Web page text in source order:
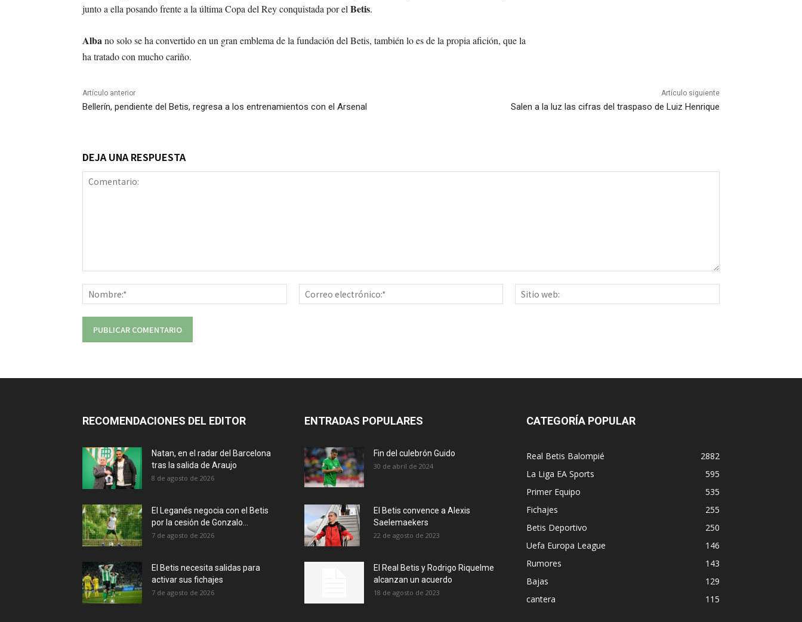
junto a ella posando frente a la última Copa del Rey conquistada por elBetis.
Albano solo se ha convertido en un gran emblema de la fundación del Betis, también lo es de la propia afición, que la
ha tratado con mucho cariño.
Artículo anterior
Bellerín, pendiente del Betis, regresa a los entrenamientos con el Arsenal
Artículo siguiente
Salen a la luz las cifras del traspaso de Luiz Henrique
DEJA UNA RESPUESTA
Nombre:*
Correo
electrónico:*
web:
RECOMENDACIONES DEL EDITOR
Natan, en el radar del Barcelona
tras la salida de Araujo
8 de agosto de 2026
El Leganés negocia con el Betis
por la cesión de Gonzalo...
7 de agosto de 2026
El Betis necesita salidas para
activar sus fichajes
7 de agosto de 2026
ENTRADAS POPULARES
Fin del culebrón Guido
30 de abril de 2024
El Betis convence a Alexis
Saelemaekers
22 de agosto de 2023
El Real Betis y Rodrigo Riquelme
alcanzan un acuerdo
18 de agosto de 2023
CATEGORÍA POPULAR
Real Betis Balompié
2882
La Liga EA Sports
595
Primer Equipo
535
Fichajes
255
Betis Deportivo
250
Uefa Europa League
146
Rumores
143
Bajas
129
cantera
115